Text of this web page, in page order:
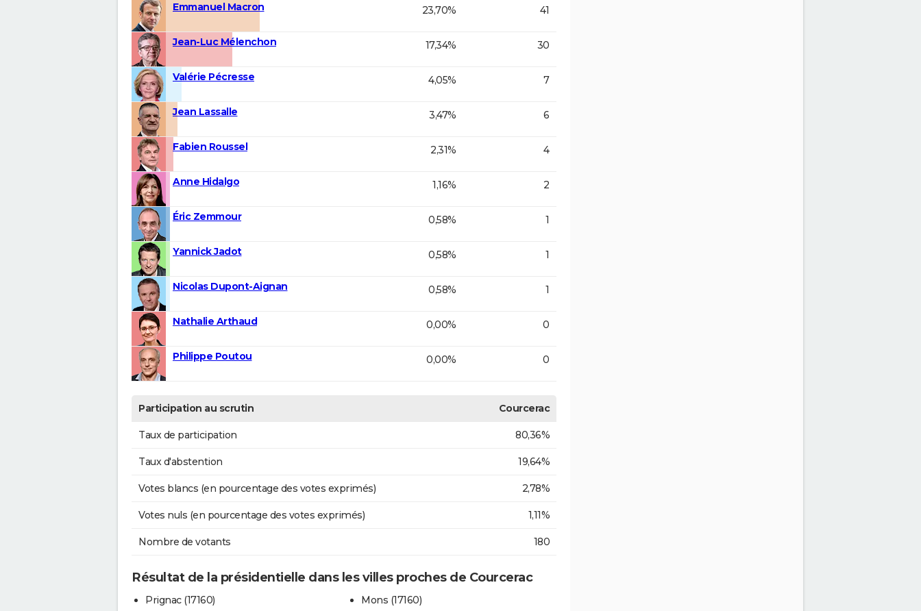
Emmanuel Macron 23,70% 41
Jean-Luc Mélenchon 17,34% 30
Valérie Pécresse 4,05% 7
Jean Lassalle 3,47% 6
Fabien Roussel 2,31% 4
Anne Hidalgo 1,16% 2
Éric Zemmour 0,58% 1
Yannick Jadot 0,58% 1
Nicolas Dupont-Aignan 0,58% 1
Nathalie Arthaud 0,00% 0
Philippe Poutou 0,00% 0
Participation au scrutin Courcerac
Taux de participation 80,36%
Taux d'abstention 19,64%
Votes blancs (en pourcentage des votes exprimés) 2,78%
Votes nuls (en pourcentage des votes exprimés) 1,11%
Nombre de votants 180
Résultat de la présidentielle dans les villes proches de Courcerac
Prignac (17160)
Mons (17160)